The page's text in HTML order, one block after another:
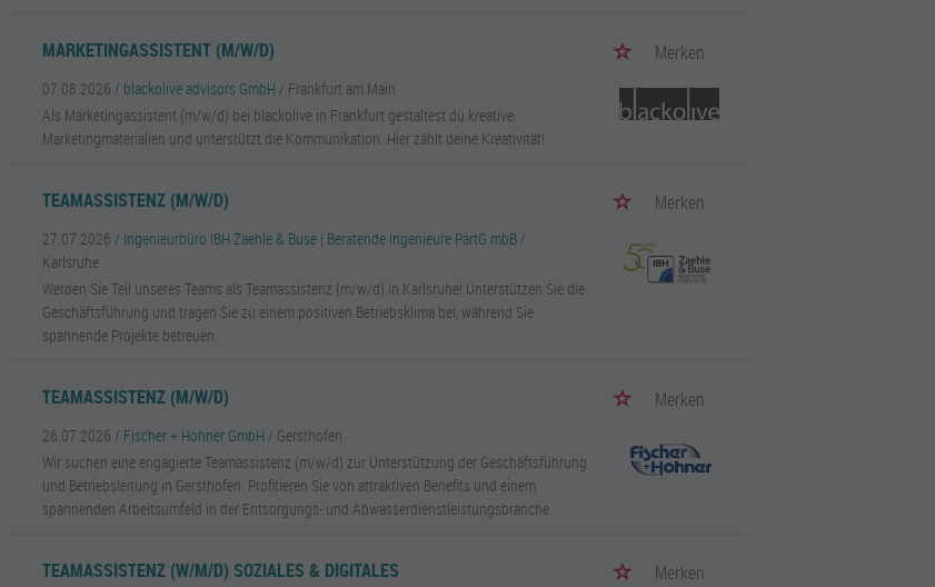
MARKETINGASSISTENT (M/W/D) Merken
07.08.2026 / blackolive advisors GmbH / Frankfurt am Main
Als Marketingassistent (m/w/d) bei blackolive in Frankfurt gestaltest du kreative
Marketingmaterialien und unterstützt die Kommunikation. Hier zählt deine Kreativität!
TEAMASSISTENZ (M/W/D) Merken
27.07.2026 / Ingenieurbüro IBH Zaehle & Buse | Beratende Ingenieure PartG mbB /
Karlsruhe
Werden Sie Teil unseres Teams als Teamassistenz (m/w/d) in Karlsruhe! Unterstützen Sie die
Geschäftsführung und tragen Sie zu einem positiven Betriebsklima bei, während Sie
spannende Projekte betreuen.
TEAMASSISTENZ (M/W/D) Merken
26.07.2026 / Fischer + Hohner GmbH / Gersthofen
Wir suchen eine engagierte Teamassistenz (m/w/d) zur Unterstützung der Geschäftsführung
und Betriebsleitung in Gersthofen. Profitieren Sie von attraktiven Benefits und einem
spannenden Arbeitsumfeld in der Entsorgungs- und Abwasserdienstleistungsbranche.
TEAMASSISTENZ (W/M/D) SOZIALES & DIGITALES Merken